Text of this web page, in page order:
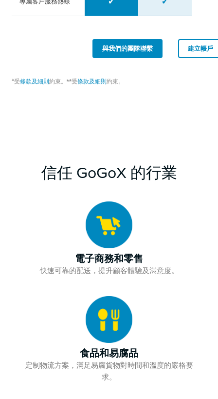
與我們的團隊聯繫 建立帳戶
^受條款及細則約束。**受條款及細則約束。
信任 GoGoX 的行業
電子商務和零售
快速可靠的配送，提升顧客體驗及滿意度。
食品和易腐品
定制物流方案，滿足易腐貨物對時間和溫度的嚴格要
求。